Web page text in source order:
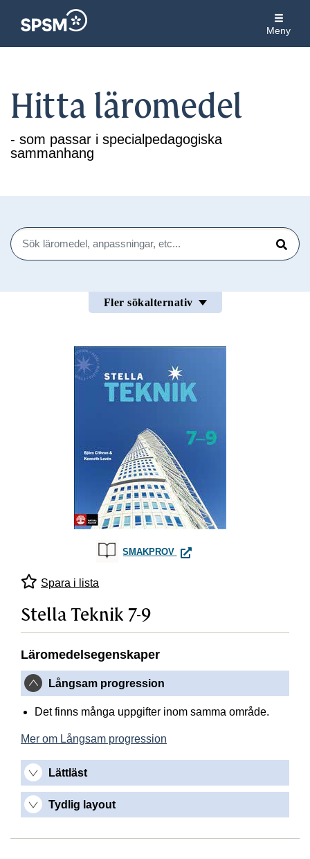
Meny
Hitta läromedel
- som passar i specialpedagogiska
sammanhang
Sök
Sök
Fler sökalternativ
SMAKPROV STELLA TEKNIK 7-9
Spara i lista
Stella Teknik 7-9
Läromedelsegenskaper
Långsam progression
Det finns många uppgifter inom samma område.
Mer om Långsam progression
Lättläst
Tydlig layout